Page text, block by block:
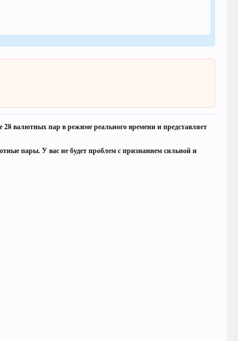
валютных пар в режиме реального времени и представляет
пары. У вас не будет проблем с признанием сильной и